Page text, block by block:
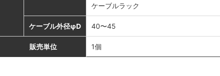
ケーブルラック
ケーブル外径φD 40〜45
販売単位 1個